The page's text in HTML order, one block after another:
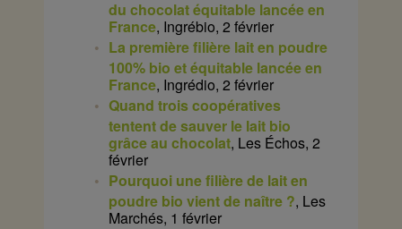
du chocolat équitable lancée en
France, Ingrébio, 2 février
La première filière lait en poudre
100% bio et équitable lancée en
France, Ingrédio, 2 février
Quand trois coopératives
tentent de sauver le lait bio
grâce au chocolat, Les Échos, 2
février
Pourquoi une filière de lait en
poudre bio vient de naître ?, Les
Marchés, 1 février